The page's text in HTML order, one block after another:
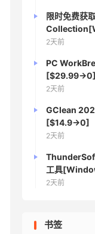
限时免费获
2天前
PC
[$29.99→0]
2天前
GClean
[$14.9→0]
2天前
工具
2天前
书签